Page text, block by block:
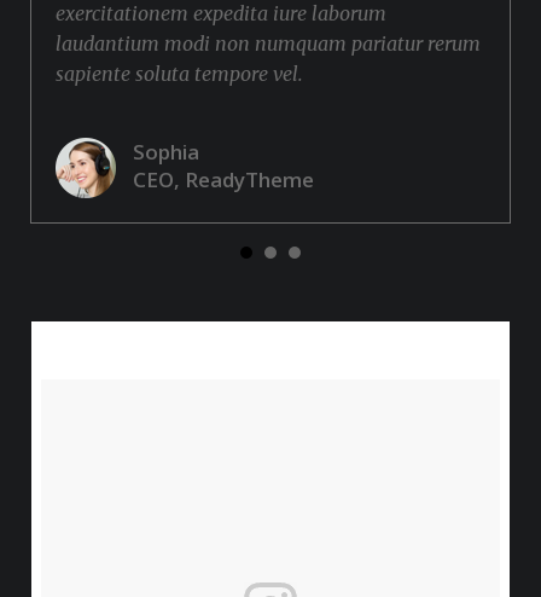
exercitationem expedita iure laborum
laudantium modi non numquam pariatur rerum
sapiente soluta tempore vel.
Sophia
CEO, ReadyTheme